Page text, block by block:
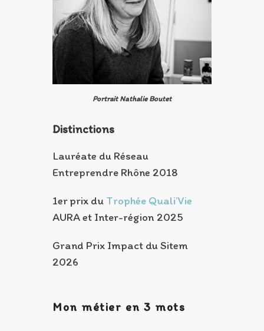
Portrait Nathalie Boutet
Distinctions
Lauréate du Réseau
Entreprendre Rhône 2018
1er prix du Trophée Quali’Vie
AURA et Inter-région 2025
Grand Prix Impact du Sitem
2026
Mon métier en 3 mots